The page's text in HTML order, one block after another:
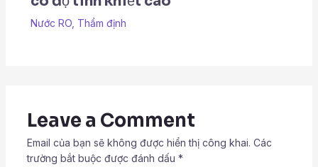
Nước RO, Thẩm định
Leave a Comment
Email của bạn sẽ không được hiển thị công khai. Các
trường bắt buộc được đánh dấu *